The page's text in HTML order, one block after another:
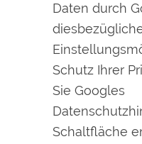
Daten durch
Schutz Ihrer
Sie Googles
Schaltfläche